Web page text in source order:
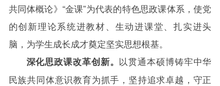
共同体概论》“金课”为代表的特色思政课体系，使党
的创新理论系统进教材、生动进课堂、扎实进头
脑，为学生成长成才奠定坚实思想根基。
深化思政课改革创新。 以贯通本硕博铸牢中华
民族共同体意识教育为抓手，坚持追求卓越，守正